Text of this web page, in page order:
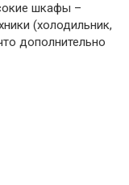
шкафы –
(холодильник,
дополнительно